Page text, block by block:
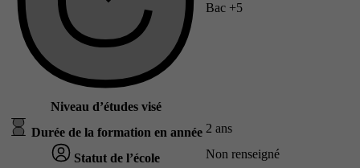
Niveau d’études visé
Bac +5
Durée de la formation en année 2 ans
Statut de l’école Non renseigné